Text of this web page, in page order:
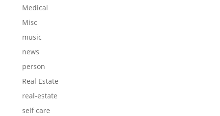
Medical
Misc
music
news
person
Real Estate
real-estate
self care